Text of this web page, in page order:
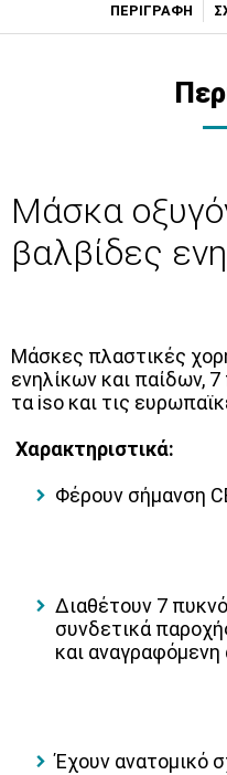
ΠΕΡΙΓΡΑΦΗ
Μάσκα
βαλβίδες
Μάσκες πλαστικές
ενηλίκων και παίδων,
τα iso και τις
Χαρακτηριστικά:
Φέρουν σήμανση
Διαθέτουν 7
συνδετικά
και αναγραφόμενη
Έχουν ανατομικό